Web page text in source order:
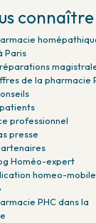
connaître
Paris
de la pharmacie
professionnel
presse
Homéo-expert
homeo-
PHC dans la